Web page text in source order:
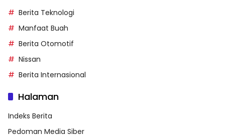
Berita Teknologi
Manfaat Buah
Berita Otomotif
Nissan
Berita Internasional
Halaman
Indeks Berita
Pedoman Media Siber